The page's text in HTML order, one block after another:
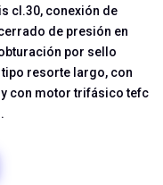
cl.30, conexión de
de presión en
por sello
resorte largo, con
con motor trifásico tefc